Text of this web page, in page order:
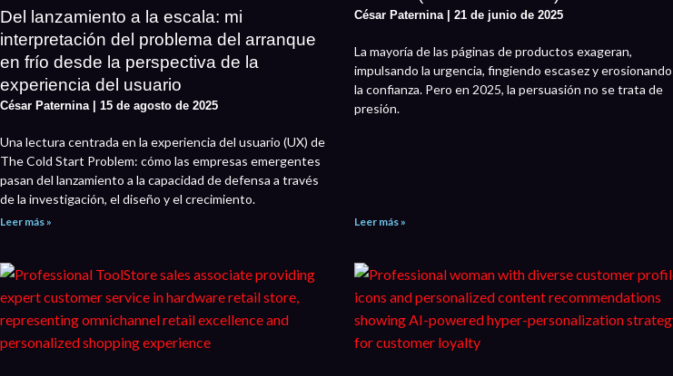
Del lanzamiento a la escala: mi
interpretación del problema del arranque
en frío desde la perspectiva de la
experiencia del usuario
César Paternina 15 de agosto de 2025
Una lectura centrada en la experiencia del usuario (UX) de
The Cold Start Problem: cómo las empresas emergentes
pasan del lanzamiento a la capacidad de defensa a través
de la investigación, el diseño y el crecimiento.
Leer más »
César Paternina 21 de junio de 2025
La mayoría de las páginas de productos exageran,
impulsando la urgencia, fingiendo escasez y erosionando
la confianza. Pero en 2025, la persuasión no se trata de
presión.
Leer más »